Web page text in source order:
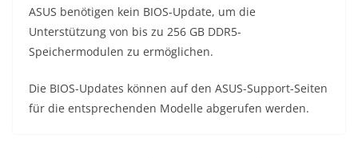
ASUS benötigen kein BIOS-Update, um die
Unterstützung von bis zu 256 GB DDR5-
Speichermodulen zu ermöglichen.
Die BIOS-Updates können auf den ASUS-Support-Seiten
für die entsprechenden Modelle abgerufen werden.